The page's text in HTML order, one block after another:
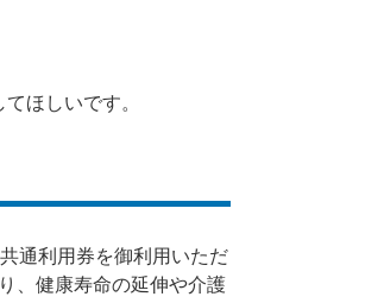
ほしいです。​
通利用券を御利用いただ
、健康寿命の延伸や介護